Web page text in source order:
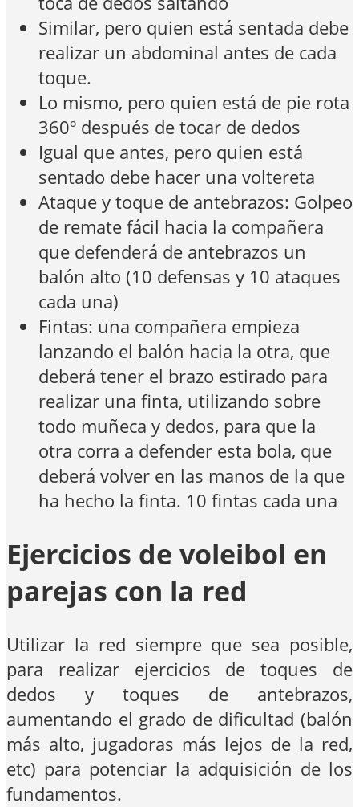
Similar, pero quien está sentada debe
realizar un abdominal antes de cada
toque.
Lo mismo, pero quien está de pie rota
360º después de tocar de dedos
Igual que antes, pero quien está
sentado debe hacer una voltereta
Ataque y toque de antebrazos: Golpeo
de remate fácil hacia la compañera
que defenderá de antebrazos un
balón alto (10 defensas y 10 ataques
cada una)
Fintas: una compañera empieza
lanzando el balón hacia la otra, que
deberá tener el brazo estirado para
realizar una finta, utilizando sobre
todo muñeca y dedos, para que la
otra corra a defender esta bola, que
deberá volver en las manos de la que
ha hecho la finta. 10 fintas cada una
Ejercicios de voleibol en
parejas con la red
Utilizar la red siempre que sea posible,
para realizar ejercicios de toques de
dedos y toques de antebrazos,
aumentando el grado de dificultad (balón
más alto, jugadoras más lejos de la red,
etc) para potenciar la adquisición de los
fundamentos.